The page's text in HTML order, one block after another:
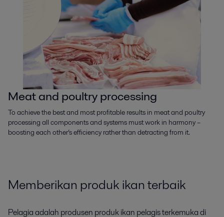
Meat and poultry processing
To achieve the best and most profitable results in meat and poultry
processing all components and systems must work in harmony –
boosting each other’s efficiency rather than detracting from it.
Memberikan produk ikan terbaik
Pelagia adalah produsen produk ikan pelagis terkemuka di